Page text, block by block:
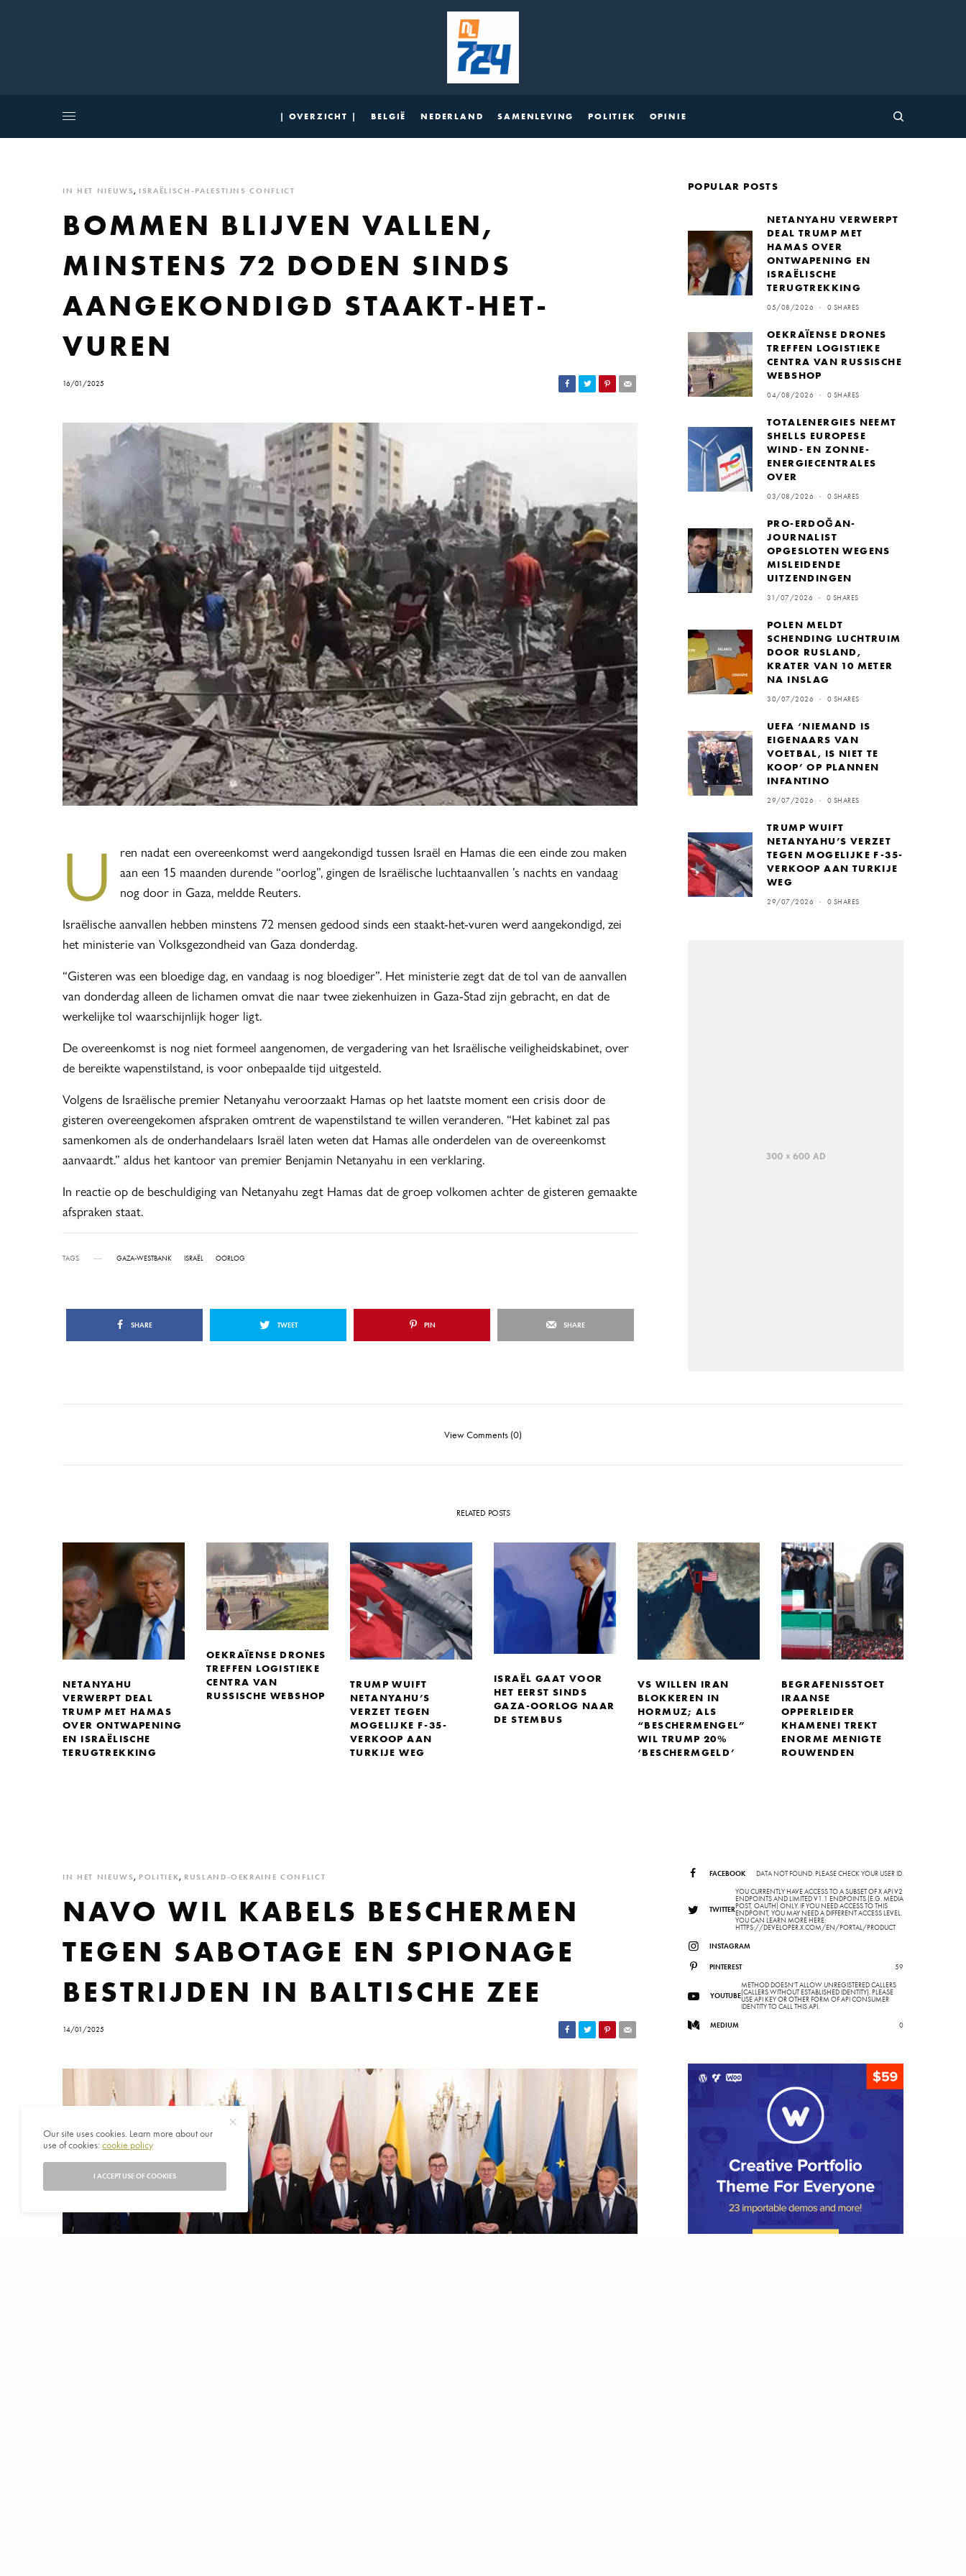
| OVERZICHT | BELGIË NEDERLAND SAMENLEVING POLITIEK OPINIE
IN HET NIEUWS, ISRAËLISCH-PALESTIJNS CONFLICT
BOMMEN BLIJVEN VALLEN,
MINSTENS 72 DODEN SINDS
AANGEKONDIGD STAAKT-HET-
VUREN
16/01/2025
U
ren nadat een overeenkomst werd aangekondigd tussen Israël en Hamas die een einde zou maken
aan een 15 maanden durende “oorlog”, gingen de Israëlische luchtaanvallen ’s nachts en vandaag
nog door in Gaza, meldde Reuters.
Israëlische aanvallen hebben minstens 72 mensen gedood sinds een staakt-het-vuren werd aangekondigd, zei
het ministerie van Volksgezondheid van Gaza donderdag.
“Gisteren was een bloedige dag, en vandaag is nog bloediger”. Het ministerie zegt dat de tol van de aanvallen
van donderdag alleen de lichamen omvat die naar twee ziekenhuizen in Gaza-Stad zijn gebracht, en dat de
werkelijke tol waarschijnlijk hoger ligt.
De overeenkomst is nog niet formeel aangenomen, de vergadering van het Israëlische veiligheidskabinet, over
de bereikte wapenstilstand, is voor onbepaalde tijd uitgesteld.
Volgens de Israëlische premier Netanyahu veroorzaakt Hamas op het laatste moment een crisis door de
gisteren overeengekomen afspraken omtrent de wapenstilstand te willen veranderen. “Het kabinet zal pas
samenkomen als de onderhandelaars Israël laten weten dat Hamas alle onderdelen van de overeenkomst
aanvaardt.” aldus het kantoor van premier Benjamin Netanyahu in een verklaring.
In reactie op de beschuldiging van Netanyahu zegt Hamas dat de groep volkomen achter de gisteren gemaakte
afspraken staat.
TAGS GAZA-WESTBANK ISRAËL OORLOG
SHARE TWEET PIN SHARE
POPULAR POSTS
NETANYAHU VERWERPT
DEAL TRUMP MET
HAMAS OVER
ONTWAPENING EN
ISRAËLISCHE
TERUGTREKKING
05/08/2026 0 SHARES
OEKRAÏENSE DRONES
TREFFEN LOGISTIEKE
CENTRA VAN RUSSISCHE
WEBSHOP
04/08/2026 0 SHARES
TOTALENERGIES NEEMT
SHELLS EUROPESE
WIND- EN ZONNE-
ENERGIECENTRALES
OVER
03/08/2026 0 SHARES
PRO-ERDOĞAN-
JOURNALIST
OPGESLOTEN WEGENS
MISLEIDENDE
UITZENDINGEN
31/07/2026 0 SHARES
POLEN MELDT
SCHENDING LUCHTRUIM
DOOR RUSLAND,
KRATER VAN 10 METER
NA INSLAG
30/07/2026 0 SHARES
UEFA ‘NIEMAND IS
EIGENAARS VAN
VOETBAL, IS NIET TE
KOOP’ OP PLANNEN
INFANTINO
29/07/2026 0 SHARES
TRUMP WUIFT
NETANYAHU’S VERZET
TEGEN MOGELIJKE F-35-
VERKOOP AAN TURKIJE
WEG
29/07/2026 0 SHARES
View Comments (0)
RELATED POSTS
NETANYAHU
VERWERPT DEAL
TRUMP MET HAMAS
OVER ONTWAPENING
EN ISRAËLISCHE
TERUGTREKKING
OEKRAÏENSE DRONES
TREFFEN LOGISTIEKE
CENTRA VAN
RUSSISCHE WEBSHOP
TRUMP WUIFT
NETANYAHU’S
VERZET TEGEN
MOGELIJKE F-35-
VERKOOP AAN
TURKIJE WEG
ISRAËL GAAT VOOR
HET EERST SINDS
GAZA-OORLOG NAAR
DE STEMBUS
VS WILLEN IRAN
BLOKKEREN IN
HORMUZ; ALS
“BESCHERMENGEL”
WIL TRUMP 20%
‘BESCHERMGELD’
BEGRAFENISSTOET
IRAANSE
OPPERLEIDER
KHAMENEI TREKT
ENORME MENIGTE
ROUWENDEN
IN HET NIEUWS, POLITIEK, RUSLAND-OEKRAINE CONFLICT
NAVO WIL KABELS BESCHERMEN
TEGEN SABOTAGE EN SPIONAGE
BESTRIJDEN IN BALTISCHE ZEE
14/01/2025
FACEBOOK DATA NOT FOUND. PLEASE CHECK YOUR USER ID.
TWITTER
YOU CURRENTLY HAVE ACCESS TO A SUBSET OF X API V2
ENDPOINTS AND LIMITED V1.1 ENDPOINTS (E.G. MEDIA
POST, OAUTH) ONLY. IF YOU NEED ACCESS TO THIS
ENDPOINT, YOU MAY NEED A DIFFERENT ACCESS LEVEL.
YOU CAN LEARN MORE HERE:
HTTPS://DEVELOPER.X.COM/EN/PORTAL/PRODUCT
INSTAGRAM
PINTEREST 59
YOUTUBE
METHOD DOESN'T ALLOW UNREGISTERED CALLERS
(CALLERS WITHOUT ESTABLISHED IDENTITY). PLEASE
USE API KEY OR OTHER FORM OF API CONSUMER
IDENTITY TO CALL THIS API.
MEDIUM
0
Our site uses cookies. Learn more about our
use of cookies:cookie policy
I ACCEPT USE OF COOKIES